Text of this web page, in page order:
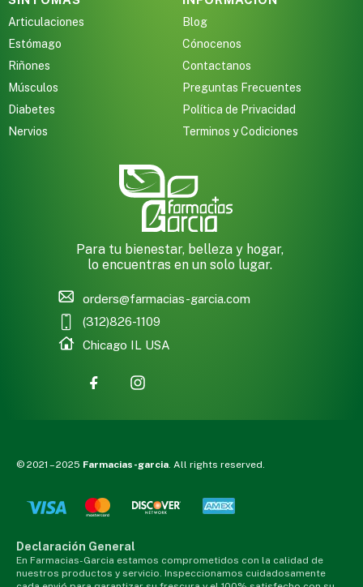
Articulaciones
Estómago
Riñones
Músculos
Diabetes
Nervios
Blog
Cónocenos
Contactanos
Preguntas Frecuentes
Política de Privacidad
Terminos y Codiciones
Para tu bienestar, belleza y hogar,
lo encuentras en un solo lugar.
orders@farmacias-garcia.com
(312)826-1109
Chicago IL USA
© 2021 – 2025 Farmacias-garcia. All rights reserved.
Declaración General
En Farmacias-Garcia estamos comprometidos con la calidad de
nuestros productos y servicio. Inspeccionamos cuidadosamente